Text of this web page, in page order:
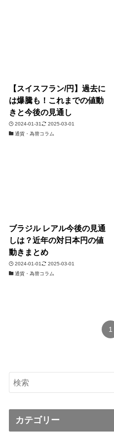
【スイスフラン/円】過去に
は爆騰も！これまでの値動
きと今後の見通し
2024-01-31
2025-03-01
通貨・為替コラム
ブラジル レアル今後の見通
しは？近年の対日本円の値
動きまとめ
2024-01-01
2025-03-01
通貨・為替コラム
1
カテゴリー